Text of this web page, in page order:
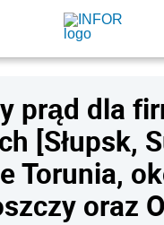
prąd dla
[Słupsk,
Torunia,
oraz